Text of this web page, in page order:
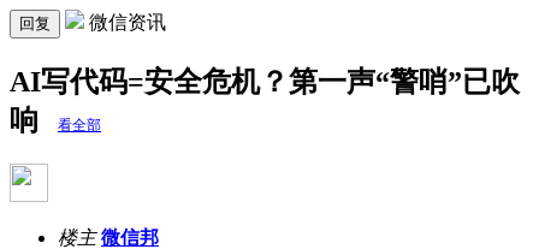
回复 微信资讯
AI写代码=安全危机？第一声“警哨”已吹
响
看全部
楼主 微信邦